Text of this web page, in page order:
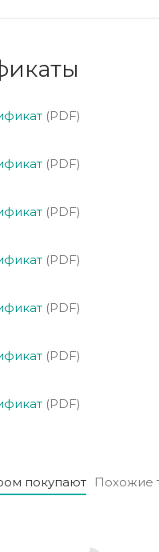
(PDF)
(PDF)
(PDF)
(PDF)
(PDF)
(PDF)
(PDF)
покупают Похожие